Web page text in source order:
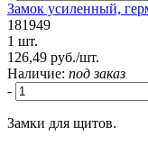
Замок усиленный,
181949
1 шт.
126,49 руб./шт.
Наличие: под заказ
-
Замки для щитов.